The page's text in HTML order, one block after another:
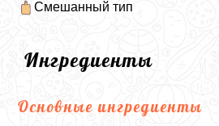
Смешанный тип
Ингредиенты
Основные ингредиенты